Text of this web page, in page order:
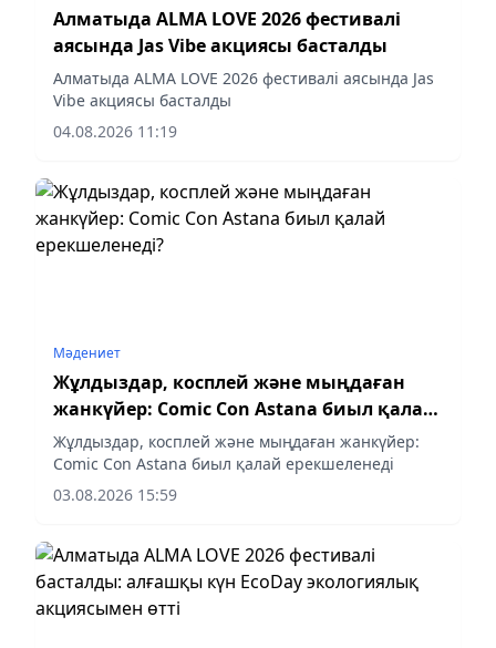
Алматыда ALMA LOVE 2026 фестивалі
аясында Jas Vibe акциясы басталды
Алматыда ALMA LOVE 2026 фестивалі аясында Jas
Vibe акциясы басталды
04.08.2026 11:19
Мәдениет
Жұлдыздар, косплей және мыңдаған
жанкүйер: Comic Con Astana биыл қалай
ерекшеленеді?
Жұлдыздар, косплей және мыңдаған жанкүйер:
Comic Con Astana биыл қалай ерекшеленеді
03.08.2026 15:59